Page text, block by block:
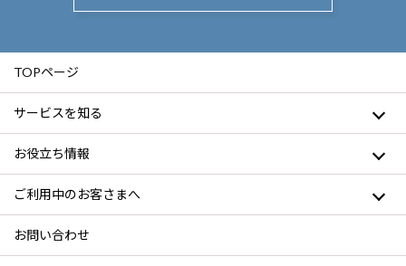
TOPページ
サービスを知る
お役立ち情報
ご利用中のお客さまへ
お問い合わせ